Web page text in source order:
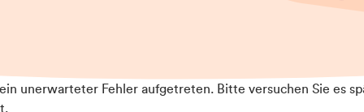
ein unerwarteter Fehler aufgetreten. Bitte versuchen Sie es